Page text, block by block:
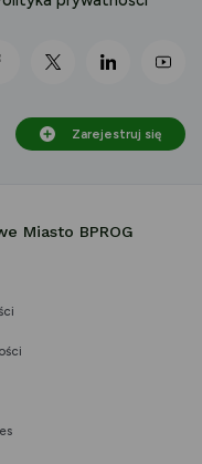
link otwiera się nowej
link otwiera się
link
Zarejestruj się
Miasto BPROG